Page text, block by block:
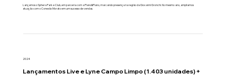
Lançamos o Sphera Park e Club, em parceria com a Plano&Plano, marcando presença na região da Giovanni Gronchi. No mesmo ano, ampliamos
atuação com o Conexão Morato em um sucesso de vendas.
2024
Lançamentos Live e Lyne Campo Limpo (1.403 unidades) +